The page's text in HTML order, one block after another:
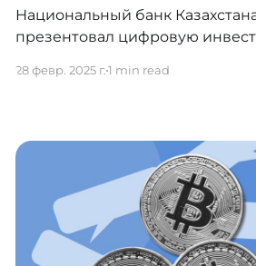
Национальный банк
презентовал цифровую
выставке World Money Fair в
отметили инновационность
эксклюзивный дизайн и вклад в
финансовое просвещение. Ключевые
особенности ÚKI: ● Уникальный
концепт, разработанный
Национального банка РК. ● Монета
28 февр. 2025 г.1 min read